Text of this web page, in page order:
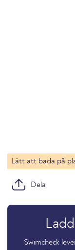
Lätt att bada på
Dela
Swimcheck